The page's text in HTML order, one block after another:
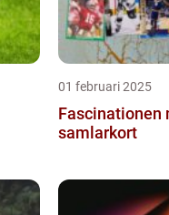
01 februari 2025
Fascinationen
samlarkort